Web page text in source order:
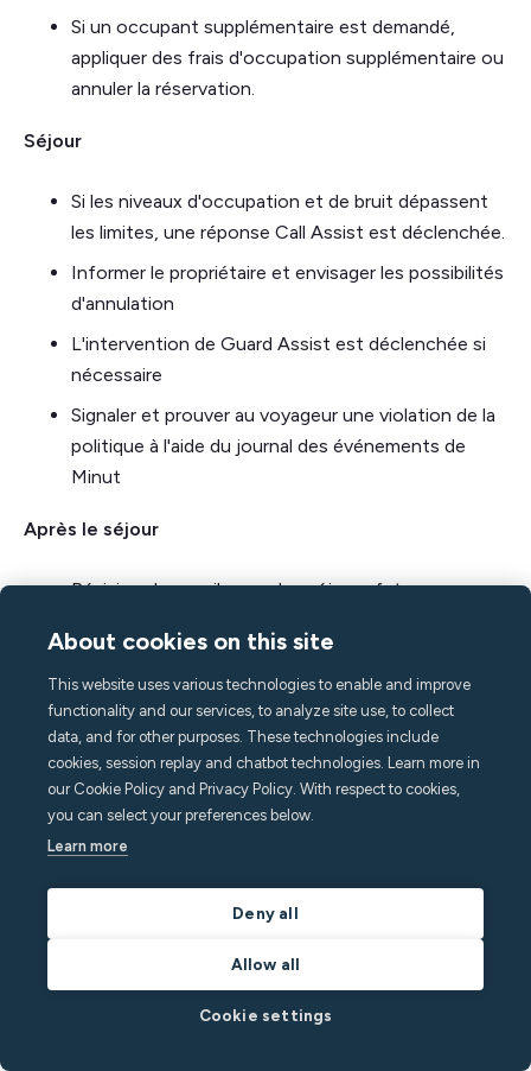
Si un occupant supplémentaire est demandé,
appliquer des frais d'occupation supplémentaire ou
annuler la réservation.
Séjour
Si les niveaux d'occupation et de bruit dépassent
les limites, une réponse Call Assist est déclenchée.
Informer le propriétaire et envisager les possibilités
d'annulation
L'intervention de Guard Assist est déclenchée si
nécessaire
Signaler et prouver au voyageur une violation de la
politique à l'aide du journal des événements de
Minut
Après le séjour
Révision des seuils pour les séjours futurs
Revoir les messages dans les annonces, le guide
Informer le propriétaire de ce qui s'est passé, en
soulignant l'efficacité de votre gestion de la
situation.
Gérer les voyageurs Airbnb avec une
solution qui réduit votre charge de
La gestion de limite d'occupation et des voyageurs non
About cookies on this site
This website uses various technologies to enable and improve
functionality and our services, to analyze site use, to collect
data, and for other purposes. These technologies include
cookies, session replay and chatbot technologies. Learn more in
our Cookie Policy and Privacy Policy. With respect to cookies,
you can select your preferences below.
Learn more
Deny all
Allow all
Cookie settings